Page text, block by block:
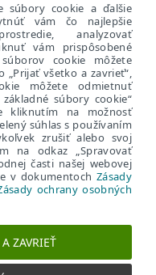
nám:
súbory cookie a ďalšie
vám čo najlepšie
analyzovať
vám prispôsobené
cookie môžete
všetko a zavrieť“,
môžete odmietnuť
súbory cookie“
kliknutím na možnosť
súhlas s používaním
zrušiť alebo svoj
na odkaz „Spravovať
časti našej webovej
v dokumentoch Zásady
ochrany osobných
ZAVRIEŤ